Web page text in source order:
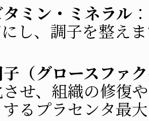
ミン・ミネラル
し、調子を整え
（グロースファ
せ、組織の修復
るプラセンタ最